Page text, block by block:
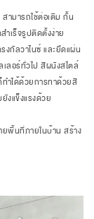
ามารถใช้ต่อเติม กั้น
ำเร็จรูปติดตั้งง่าย
รงกัลวาไนซ์ และยึดแผ่น
ลอร์ทั่วไป สีผนังสไตล์
ำได้ด้วยการทาด้วยสี
งแข็งแรงด้วย
พื้นที่ภายในบ้าน สร้าง